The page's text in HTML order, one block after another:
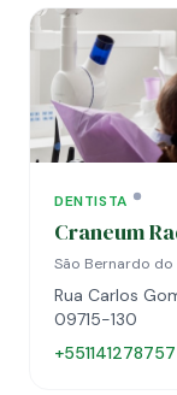
DENTISTA
Craneum
São Bernardo do
Rua Carlos
09715-130
+551141278757